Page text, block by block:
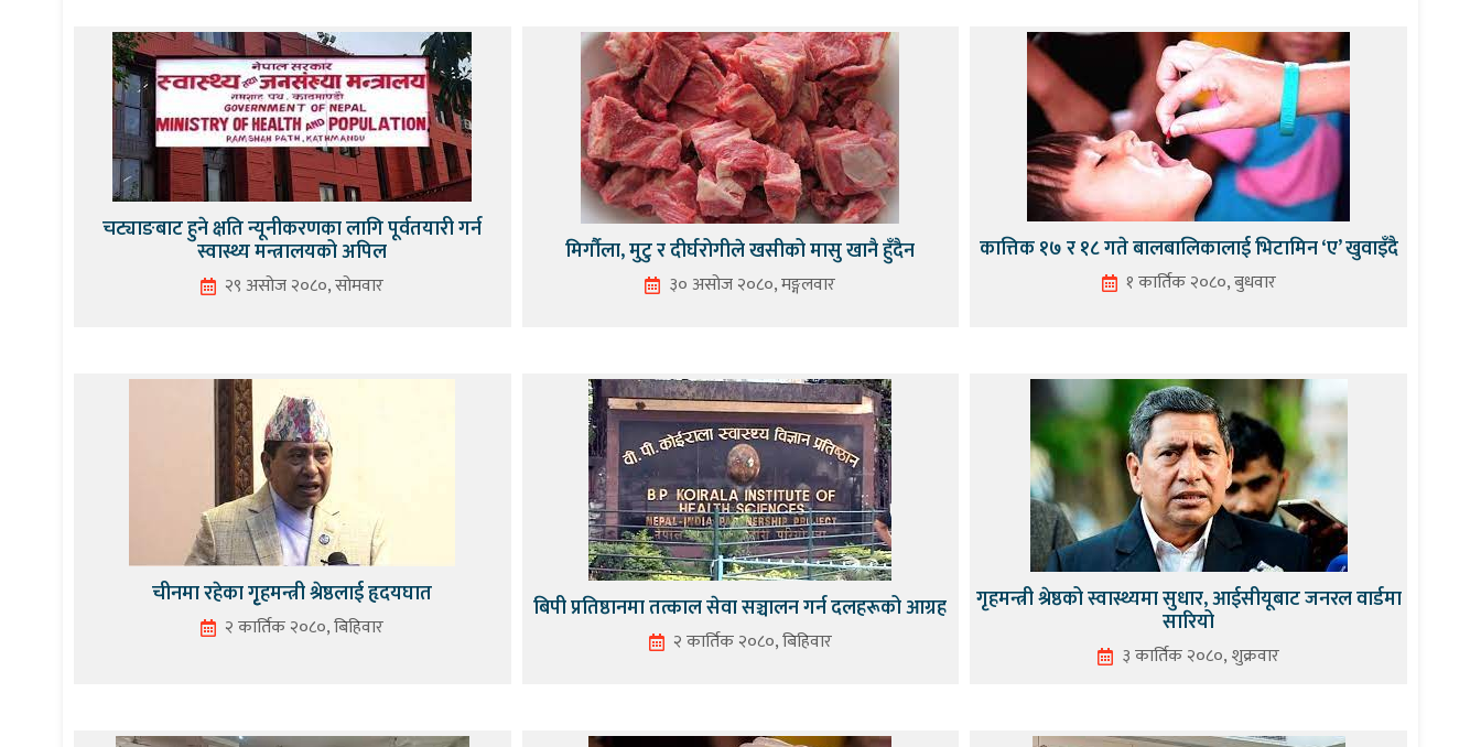
चट्याङबाट हुने क्षति न्यूनीकरणका लागि पूर्वतयारी गर्न
स्वास्थ्य मन्त्रालयको अपिल
२९ असोज २०८०, सोमवार
मिर्गौला, मुटु र दीर्घरोगीले खसीको मासु खानै हुँदैन
३० असोज २०८०, मङ्गलवार
कात्तिक १७ र १८ गते बालबालिकालाई भिटामिन ‘ए’ खुवाइँदै
१ कार्तिक २०८०, बुधवार
चीनमा रहेका गृृहमन्त्री श्रेष्ठलाई हृदयघात
२ कार्तिक २०८०, बिहिवार
बिपी प्रतिष्ठानमा तत्काल सेवा सञ्चालन गर्न दलहरूको आग्रह
२ कार्तिक २०८०, बिहिवार
गृहमन्त्री श्रेष्ठको स्वास्थ्यमा सुधार, आईसीयूबाट जनरल वार्डमा
सारियो
३ कार्तिक २०८०, शुक्रवार